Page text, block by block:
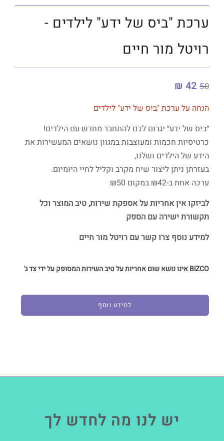
ערכת "ביס של ידע" לילדים -
רויטל מור חיים
50
הנחה על ערכת "ביס של ידע" לילדים
״ביס של ידע״ יגרום לכם להתחבר מחדש עם הילדים!
כרטיסיות חכמות ומעוצבות במגוון נושאים המעשירות את
הידע של הילדים ושלנו,
בעזרתן ניתן ליצור שיח מקרב וקליל לחיי היומיום.
ערכה אחת ב-₪42 במקום ₪50
לביזקו אין אחריות על אספקת שירות, טיב המוצר וכל
תקשורת ישירה עם הספק
למידע נוסף צרו קשר עם רויטל מור חיים
BiZCO אינו נושא שום אחריות על טיב השירות המסופק על ידי צד ג'
למידע נוסף
יש לנו מה לחדש לך